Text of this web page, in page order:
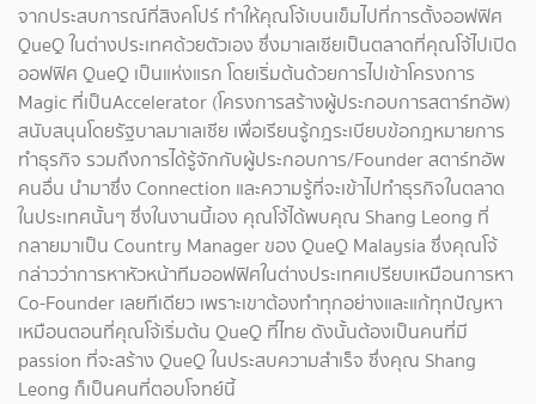
จากประสบการณ์ที่สิงคโปร์ ทำให้คุณโจ้เบนเข็มไปที่การตั้งออฟฟิศ
QueQ ในต่างประเทศด้วยตัวเอง ซึ่งมาเลเซียเป็นตลาดที่คุณโจ้ไปเปิด
ออฟฟิศ QueQ เป็นแห่งแรก โดยเริ่มต้นด้วยการไปเข้าโครงการ
Magic ที่เป็นAccelerator (โครงการสร้างผู้ประกอบการสตาร์ทอัพ)
สนับสนุนโดยรัฐบาลมาเลเซีย เพื่อเรียนรู้กฎระเบียบข้อกฎหมายการ
ทำธุรกิจ รวมถึงการได้รู้จักกับผู้ประกอบการ/Founder สตาร์ทอัพ
คนอื่น นำมาซึ่ง Connection และความรู้ที่จะเข้าไปทำธุรกิจในตลาด
ในประเทศนั้นๆ ซึ่งในงานนี้เอง คุณโจ้ได้พบคุณ Shang Leong ที่
กลายมาเป็น Country Manager ของ QueQ Malaysia ซึ่งคุณโจ้
กล่าวว่าการหาหัวหน้าทีมออฟฟิศในต่างประเทศเปรียบเหมือนการหา
Co-Founder เลยทีเดียว เพราะเขาต้องทำทุกอย่างและแก้ทุกปัญหา
เหมือนตอนที่คุณโจ้เริ่มต้น QueQ ที่ไทย ดังนั้นต้องเป็นคนที่มี
passion ที่จะสร้าง QueQ ในประสบความสำเร็จ ซึ่งคุณ Shang
Leong ก็เป็นคนที่ตอบโจทย์นี้